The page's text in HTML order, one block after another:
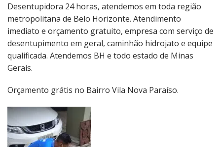
Desentupidora 24 horas, atendemos em toda região
metropolitana de Belo Horizonte. Atendimento
imediato e orçamento gratuito, empresa com serviço de
desentupimento em geral, caminhão hidrojato e equipe
qualificada. Atendemos BH e todo estado de Minas
Gerais.
Orçamento grátis no Bairro Vila Nova Paraíso.